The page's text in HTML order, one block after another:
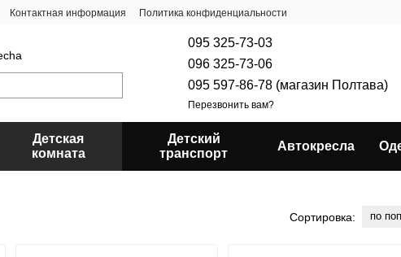
Контактная информация
Политика конфиденциальности
095 325-73-03
096 325-73-06
095 597-86-78 (магазин Полтава)
Перезвонить вам?
Детская
комната
Детский
транспорт
Автокресла
Сортировка: по